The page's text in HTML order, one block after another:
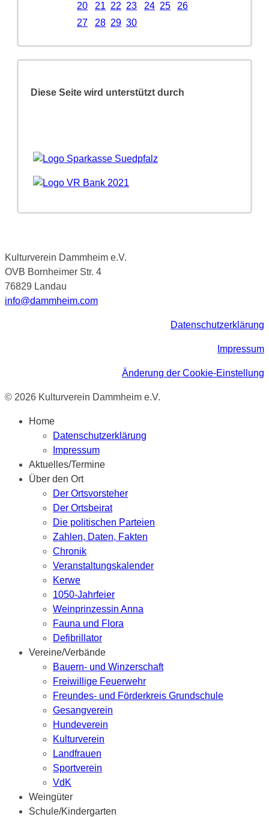
20
21 22 23 24 25
26
27
28 29 30
Diese Seite wird unterstützt durch
Kulturverein Dammheim e.V.
OVB Bornheimer Str. 4
76829 Landau
info@dammheim.com
Datenschutzerklärung
Impressum
Änderung der Cookie-Einstellung
© 2026 Kulturverein Dammheim e.V.
Home
Datenschutzerklärung
Impressum
Aktuelles/Termine
Über den Ort
Der Ortsvorsteher
Der Ortsbeirat
Die politischen Parteien
Zahlen, Daten, Fakten
Chronik
Veranstaltungskalender
Kerwe
1050-Jahrfeier
Weinprinzessin Anna
Fauna und Flora
Defibrillator
Vereine/Verbände
Bauern- und Winzerschaft
Freiwillige Feuerwehr
Freundes- und Förderkreis Grundschule
Gesangverein
Hundeverein
Kulturverein
Landfrauen
Sportverein
VdK
Weingüter
Schule/Kindergarten